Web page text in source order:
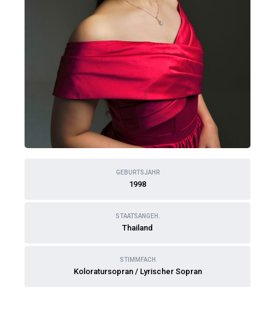
GEBURTSJAHR
1998
STAATSANGEH.
Thailand
STIMMFACH
Koloratursopran / Lyrischer Sopran